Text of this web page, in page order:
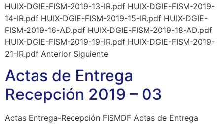
HUIX-DGIE-FISM-2019-13-IR.pdf HUIX-DGIE-FISM-2019-
14-IR.pdf HUIX-DGIE-FISM-2019-15-IR.pdf HUIX-DGIE-
FISM-2019-16-AD.pdf HUIX-DGIE-FISM-2019-18-AD.pdf
HUIX-DGIE-FISM-2019-19-IR.pdf HUIX-DGIE-FISM-2019-
21-IR.pdf Anterior Siguiente
Actas de Entrega
Recepción 2019 – 03
Actas Entrega-Recepción FISMDF Actas de Entrega